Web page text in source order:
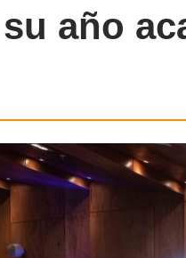
año